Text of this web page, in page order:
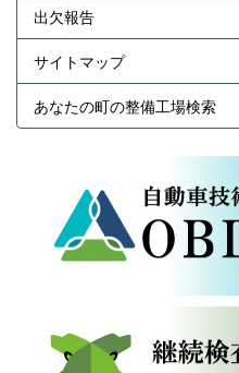
出欠報告
サイトマップ
あなたの町の整備工場検索